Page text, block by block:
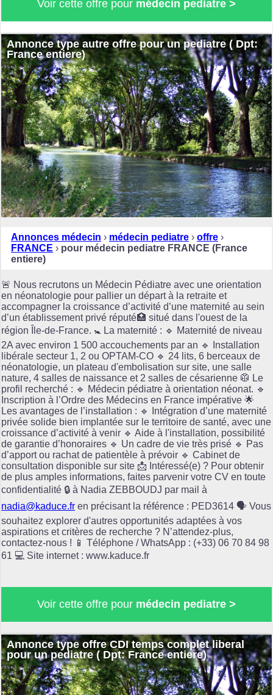
Voir cette offre pour médecin pediatre >
Annonce type autre offre pour un pediatre ( Dpt:
France entiere)
Annonces médecin › médecin pediatre › offre ›
FRANCE › pour médecin pediatre FRANCE (France
entiere)
🚨 Nous recrutons un Médecin Pédiatre avec une orientation
en néonatologie pour pallier un départ à la retraite et
accompagner la croissance d’activité d’une maternité au sein
d’un établissement privé réputé🏥 situé dans l'ouest de la
région Île-de-France. 🚼 La maternité : 🔹 Maternité de niveau
2A avec environ 1 500 accouchements par an 🔹 Installation
libérale secteur 1, 2 ou OPTAM-CO 🔹 24 lits, 6 berceaux de
néonatologie, un plateau d'embolisation sur site, une salle
nature, 4 salles de naissance et 2 salles de césarienne 🥼 Le
profil recherché : 🔹 Médecin pédiatre à orientation néonat. 🔹
Inscription à l’Ordre des Médecins en France impérative 🌟
Les avantages de l’installation : 🔹 Intégration d’une maternité
privée solide bien implantée sur le territoire de santé, avec une
croissance d’activité à venir 🔹 Aide à l'installation, possibilité
de garantie d’honoraires 🔹 Un cadre de vie très prisé 🔹 Pas
d’apport ou rachat de patientèle à prévoir 🔹 Cabinet de
consultation disponible sur site 📩 Intéressé(e) ? Pour obtenir
de plus amples informations, faites parvenir votre CV en toute
confidentialité 🔒 à Nadia ZEBBOUDJ par mail à
nadia@kaduce.fr en précisant la référence : PED3614 🗣️ Vous
souhaitez explorer d'autres opportunités adaptées à vos
aspirations et critères de recherche ? N’attendez-plus,
contactez-nous ! 📱 Téléphone / WhatsApp : (+33) 06 70 84 98
61 💻 Site internet : www.kaduce.fr
Voir cette offre pour médecin pediatre >
Annonce type offre CDI temps complet liberal
pour un pediatre ( Dpt: France entiere)